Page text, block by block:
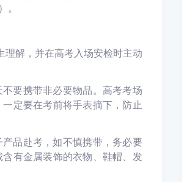
理解，并在高考入场安检时主动
要携带非必要物品。高考考场
定要在考前将手表摘下，防止
品赴考，如不慎携带，务必要
有金属装饰的衣物、鞋帽、发